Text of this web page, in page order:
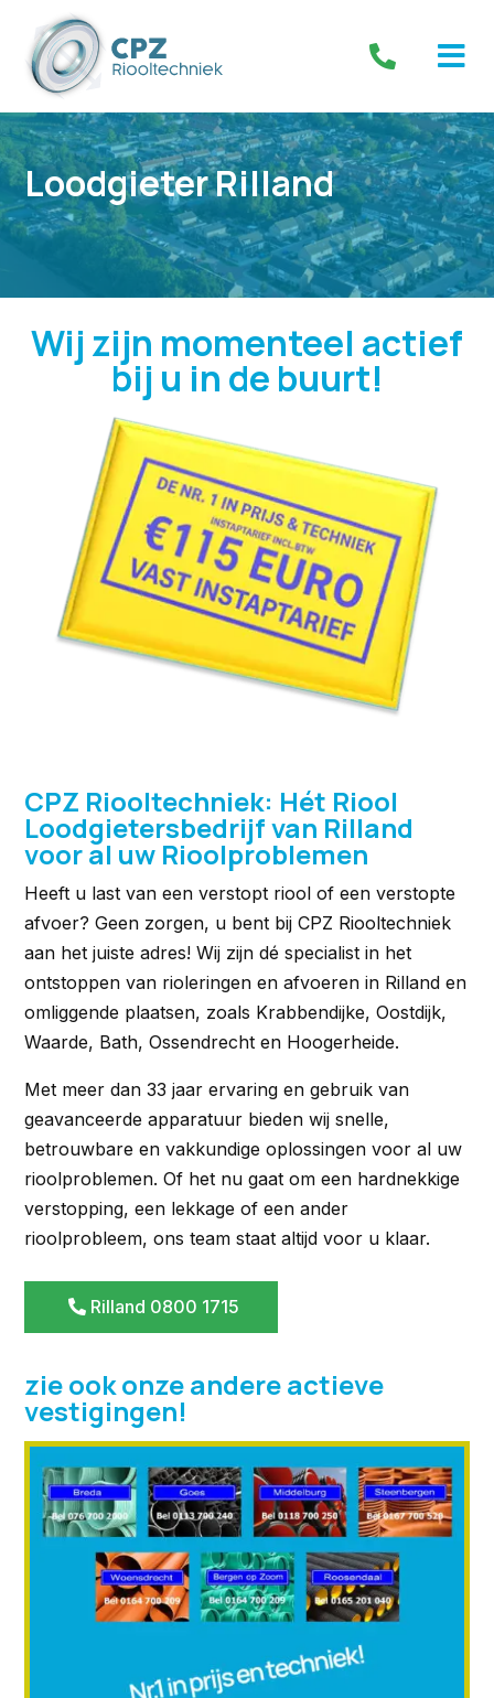
Loodgieter Rilland
Wij zijn momenteel actief
bij u in de buurt!
CPZ Riooltechniek: Hét Riool
Loodgietersbedrijf van Rilland
voor al uw Rioolproblemen
Heeft u last van een verstopt riool of een verstopte
afvoer? Geen zorgen, u bent bij CPZ Riooltechniek
aan het juiste adres! Wij zijn dé specialist in het
ontstoppen van rioleringen en afvoeren in Rilland en
omliggende plaatsen, zoals Krabbendijke, Oostdijk,
Waarde, Bath, Ossendrecht en Hoogerheide.
Met meer dan 33 jaar ervaring en gebruik van
geavanceerde apparatuur bieden wij snelle,
betrouwbare en vakkundige oplossingen voor al uw
rioolproblemen. Of het nu gaat om een hardnekkige
verstopping, een lekkage of een ander
rioolprobleem, ons team staat altijd voor u klaar.
Rilland 0800 1715
zie ook onze andere actieve
vestigingen!